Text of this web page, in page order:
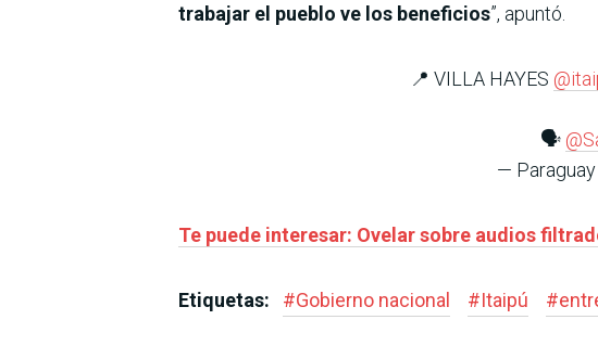
trabajar el pueblo ve los beneficios”, apuntó.
📍 VILLA HAYES
🗣️
—
Te puede interesar: Ovelar sobre audios
Etiquetas: #Gobierno nacional #Itaipú #